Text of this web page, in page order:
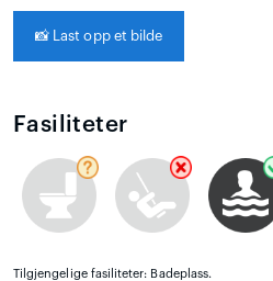
📸 Last opp et bilde
Fasiliteter
Tilgjengelige fasiliteter: Badeplass.